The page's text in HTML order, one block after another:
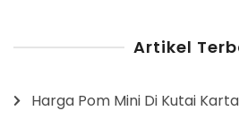
Artikel
Harga Pom Mini Di Kutai